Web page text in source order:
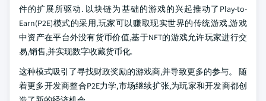
件的扩展所驱动. 以块链为基础的游戏的兴起推动了Play-to-
Earn(P2E)模式的采用,玩家可以赚取现实世界的传统游戏,游戏
中资产在平台外没有货币价值,基于NFT的游戏允许玩家进行交
易,销售,并实现数字收藏货币化.
这种模式吸引了寻找财政奖励的游戏商,并导致更多的参与。 随
着更多开发商整合P2E力学,市场继续扩张,为玩家和开发商都创